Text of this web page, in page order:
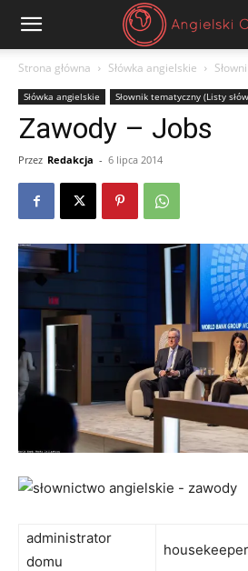
Angielski
Online
Strona główna Słówka angielskie
Słówka angielskie Słownik tematyczny (Listy
Zawody – Jobs
Przez Redakcja - 6 lipca 2014
administrator
domu
housekeeper